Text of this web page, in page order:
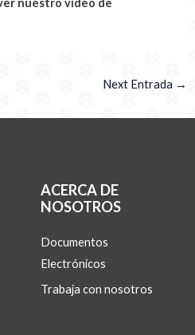
Next Entrada →
ACERCA DE
NOSOTROS
Documentos
Electrónicos
Trabaja con nosotros